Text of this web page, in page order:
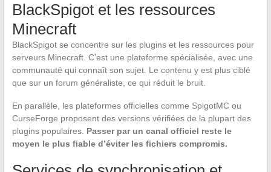
BlackSpigot et les ressources
Minecraft
BlackSpigot se concentre sur les plugins et les ressources pour
serveurs Minecraft. C’est une plateforme spécialisée, avec une
communauté qui connaît son sujet. Le contenu y est plus ciblé
que sur un forum généraliste, ce qui réduit le bruit.
En parallèle, les plateformes officielles comme SpigotMC ou
CurseForge proposent des versions vérifiées de la plupart des
plugins populaires. Passer par un canal officiel reste le
moyen le plus fiable d’éviter les fichiers compromis.